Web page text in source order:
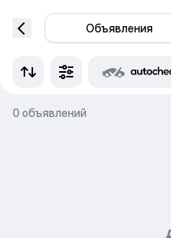
Объявления
0 объявлений